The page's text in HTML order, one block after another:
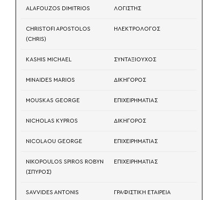
ALAFOUZOS DIMITRIOS ΛΟΓΙΣΤΗΣ
CHRISTOFI APOSTOLOS
(CHRIS)
ΗΛΕΚΤΡΟΛΟΓΟΣ
KASHIS MICHAEL ΣΥΝΤΑΞΙΟΥΧΟΣ
MINAIDES MARIOS ΔΙΚΗΓΟΡΟΣ
MOUSKAS GEORGE ΕΠΙΧΕΙΡΗΜΑΤΙΑΣ
NICHOLAS KYPROS ΔΙΚΗΓΟΡΟΣ
NICOLAOU GEORGE ΕΠΙΧΕΙΡΗΜΑΤΙΑΣ
NIKOPOULOS SPIROS ROBYN
(ΣΠΥΡΟΣ)
ΕΠΙΧΕΙΡΗΜΑΤΙΑΣ
SAVVIDES ANTONIS ΓΡΑΦΙΣΤΙΚΗ ΕΤΑΙΡΕΙΑ